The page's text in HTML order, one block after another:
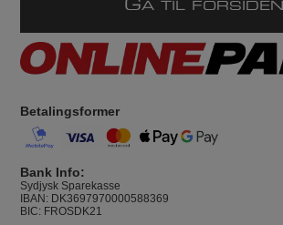
GÅ TIL FORSIDEN
Betalingsformer
Bank Info:
Sydjysk Sparekasse
IBAN: DK3697970000588369
BIC: FROSDK21